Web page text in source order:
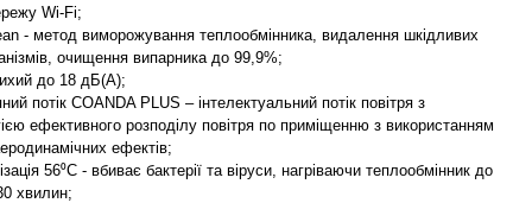
Wi-Fi;
- метод виморожування теплообмінника, видалення шкідливих
очищення випарника до 99,9%;
до 18 дБ(А);
потік COANDA PLUS – інтелектуальний потік повітря з
ефективного розподілу повітря по приміщенню з використанням
ефектів;
56⁰С - вбиває бактерії та віруси, нагріваючи теплообмінник до
хвилин;